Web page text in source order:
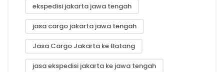
ekspedisi jakarta jawa tengah
jasa cargo jakarta jawa tengah
Jasa Cargo Jakarta ke Batang
jasa ekspedisi jakarta ke jawa tengah